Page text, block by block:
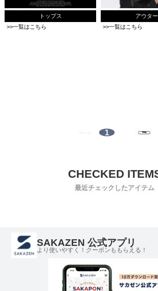
トップス
>>一覧はこちら
アウター
>>一覧はこちら
1
最近チェックしたアイテム
SAKAZEN 公式アプリ
より使いやすく！クーポンももらえる！